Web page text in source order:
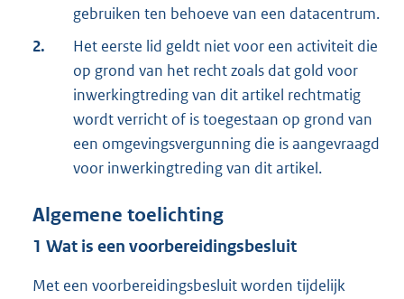
gebruiken ten behoeve van een datacentrum.
2.
Het eerste lid geldt niet voor een activiteit die
op grond van het recht zoals dat gold voor
inwerkingtreding van dit artikel rechtmatig
wordt verricht of is toegestaan op grond van
een omgevingsvergunning die is aangevraagd
voor inwerkingtreding van dit artikel.
Algemene toelichting
1 Wat is een voorbereidingsbesluit
Met een voorbereidingsbesluit worden tijdelijk